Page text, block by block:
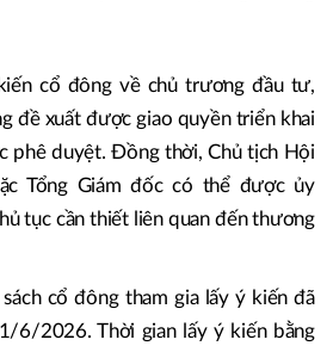
cổ đông về chủ trương đầu tư,
đề xuất được giao quyền triển khai
phê duyệt. Đồng thời, Chủ tịch Hội
Tổng Giám đốc có thể được ủy
tục cần thiết liên quan đến thương
cổ đông tham gia lấy ý kiến đã
6/2026. Thời gian lấy ý kiến bằng